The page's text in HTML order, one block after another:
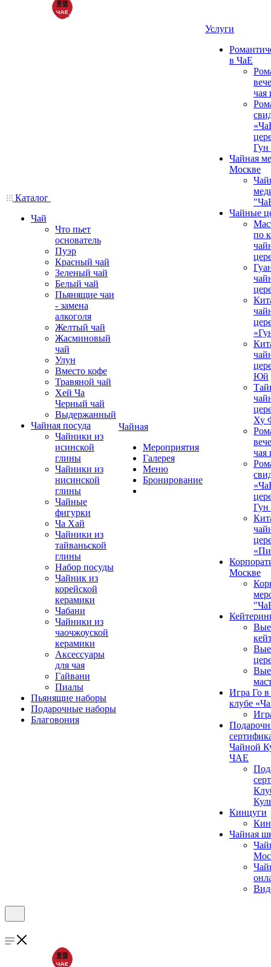
Каталог
Чай
Что пьет
основатель
Пуэр
Красный чай
Зеленый чай
Белый чай
Пьянящие чаи
- замена
алкоголя
Желтый чай
Жасминовый
чай
Улун
Вместо кофе
Травяной чай
Хей Ча
Черный чай
Выдержанный
Чайная посуда
Чайники из
исинской
глины
Чайники из
нисинской
глины
Чайные
фигурки
Ча Хай
Чайники из
тайваньской
глины
Набор посуды
Чайник из
корейской
керамики
Чабани
Чайники из
чаочжоуской
керамики
Аксессуары
для чая
Гайвани
Пиалы
Пьянящие наборы
Подарочные наборы
Благовония
Чайная
Мероприятия
Галерея
Меню
Бронирование
Услуги
в ЧаЕ
Чайная
Москве
Чайные
по
Юй
Ху
Москве
Игра Го
клубе
Чайной
ЧАЕ
Кинцуги
Чайная